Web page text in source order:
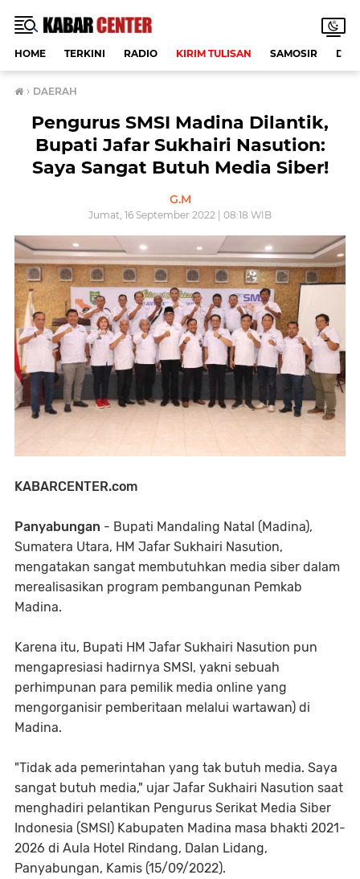
HOME TERKINI RADIO KIRIM TULISAN SAMOSIR
› DAERAH
Pengurus SMSI Madina Dilantik,
Bupati Jafar Sukhairi Nasution:
Saya Sangat Butuh Media Siber!
G.M
Jumat, 16 September 2022 | 08:18 WIB
KABARCENTER.com
Panyabungan - Bupati Mandaling Natal (Madina),
Sumatera Utara, HM Jafar Sukhairi Nasution,
mengatakan sangat membutuhkan media siber dalam
merealisasikan program pembangunan Pemkab
Madina.
Karena itu, Bupati HM Jafar Sukhairi Nasution pun
mengapresiasi hadirnya SMSI, yakni sebuah
perhimpunan para pemilik media online yang
mengorganisir pemberitaan melalui wartawan) di
Madina.
"Tidak ada pemerintahan yang tak butuh media. Saya
sangat butuh media," ujar Jafar Sukhairi Nasution saat
menghadiri pelantikan Pengurus Serikat Media Siber
Indonesia (SMSI) Kabupaten Madina masa bhakti 2021-
2026 di Aula Hotel Rindang, Dalan Lidang,
Panyabungan, Kamis (15/09/2022).